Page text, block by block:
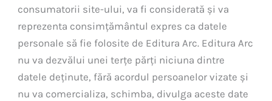
consumatorii site-ului, va fi considerată și va
reprezenta consimțământul expres ca datele
personale să fie folosite de Editura Arc. Editura Arc
nu va dezvălui unei terțe părți niciuna dintre
datele deținute, fără acordul persoanelor vizate și
nu va comercializa, schimba, divulga aceste date